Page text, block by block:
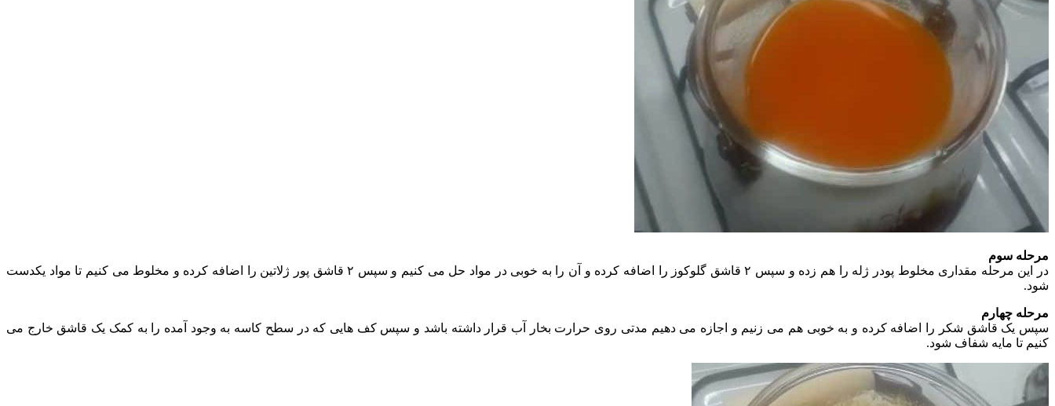
مرحله سوم
در این مرحله مقداری مخلوط پودر ژله را هم زده و سپس ۲ قاشق گلوکوز را اضافه کرده و آن را به خوبی در مواد حل می کنیم و سپس ۲ قاشق پور ژلاتین را اضافه کرده و مخلوط می کنیم تا مواد یکدست
شود.
مرحله چهارم
سپس یک قاشق شکر را اضافه کرده و به خوبی هم می زنیم و اجازه می دهیم مدتی روی حرارت بخار آب قرار داشته باشد و سپس کف هایی که در سطح کاسه به وجود آمده را به کمک یک قاشق خارج می
کنیم تا مایه شفاف شود.